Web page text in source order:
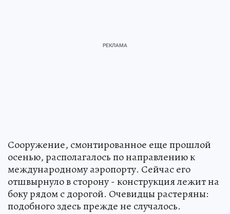
Сооружение, смонтированное еще прошлой
осенью, располагалось по направлению к
международному аэропорту. Сейчас его
отшвырнуло в сторону - конструкция лежит на
боку рядом с дорогой. Очевидцы растеряны:
подобного здесь прежде не случалось.